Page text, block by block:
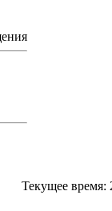
Текущее время: